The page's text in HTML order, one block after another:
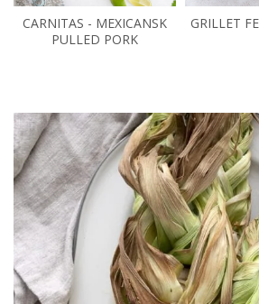
CARNITAS - MEXICANSK
PULLED PORK
GRILLET